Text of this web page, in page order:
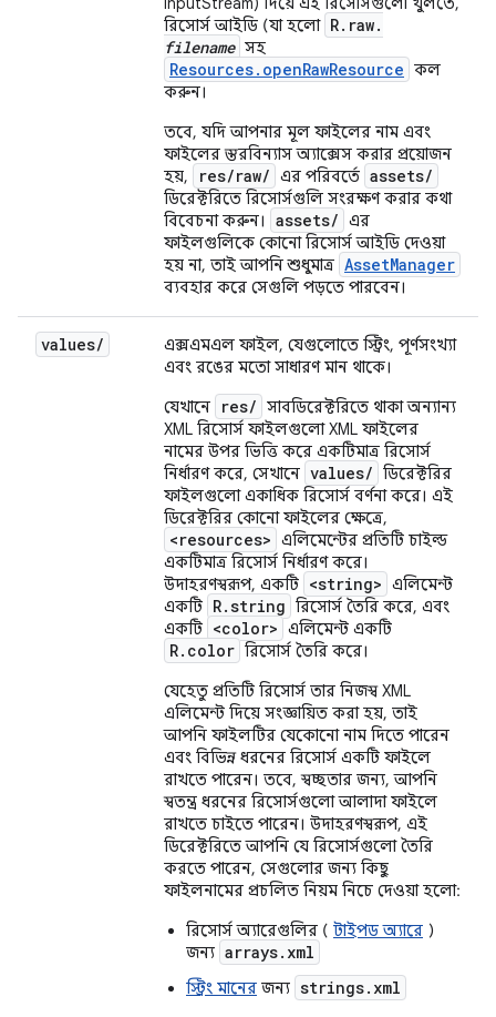
রিসোর্স আইডি (যা হলো R.raw.
filename সহ
Resources.openRawResource কল
করুন।
তবে, যদি আপনার মূল ফাইলের নাম এবং
ফাইলের স্তরবিন্যাস অ্যাক্সেস করার প্রয়োজন
হয়,
res/raw/ এর পরিবর্তে assets/
ডিরেক্টরিতে রিসোর্সগুলি সংরক্ষণ করার কথা
বিবেচনা করুন।
assets/ এর
ফাইলগুলিকে কোনো রিসোর্স আইডি দেওয়া
হয় না, তাই আপনি শুধুমাত্র AssetManager
ব্যবহার করে সেগুলি পড়তে পারবেন।
values/
এক্সএমএল ফাইল, যেগুলোতে স্ট্রিং, পূর্ণসংখ্যা
এবং রঙের মতো সাধারণ মান থাকে।
যেখানে
res/ সাবডিরেক্টরিতে থাকা অন্যান্য
XML রিসোর্স ফাইলগুলো XML ফাইলের
নামের উপর ভিত্তি করে একটিমাত্র রিসোর্স
নির্ধারণ করে, সেখানে values/ ডিরেক্টরির
ফাইলগুলো একাধিক রিসোর্স বর্ণনা করে। এই
ডিরেক্টরির কোনো ফাইলের ক্ষেত্রে,
<resources> এলিমেন্টের প্রতিটি চাইল্ড
একটিমাত্র রিসোর্স নির্ধারণ করে।
উদাহরণস্বরূপ, একটি <string> এলিমেন্ট
একটি R.string রিসোর্স তৈরি করে, এবং
একটি <color> এলিমেন্ট একটি
R.color রিসোর্স তৈরি করে।
যেহেতু প্রতিটি রিসোর্স তার নিজস্ব XML
এলিমেন্ট দিয়ে সংজ্ঞায়িত করা হয়, তাই
আপনি ফাইলটির যেকোনো নাম দিতে পারেন
এবং বিভিন্ন ধরনের রিসোর্স একটি ফাইলে
রাখতে পারেন। তবে, স্বচ্ছতার জন্য, আপনি
স্বতন্ত্র ধরনের রিসোর্সগুলো আলাদা ফাইলে
রাখতে চাইতে পারেন। উদাহরণস্বরূপ, এই
ডিরেক্টরিতে আপনি যে রিসোর্সগুলো তৈরি
করতে পারেন, সেগুলোর জন্য কিছু
ফাইলনামের প্রচলিত নিয়ম নিচে দেওয়া হলো:
রিসোর্স অ্যারেগুলির ( টাইপড অ্যারে )
জন্য arrays.xml
স্ট্রিং মানের জন্য strings.xml